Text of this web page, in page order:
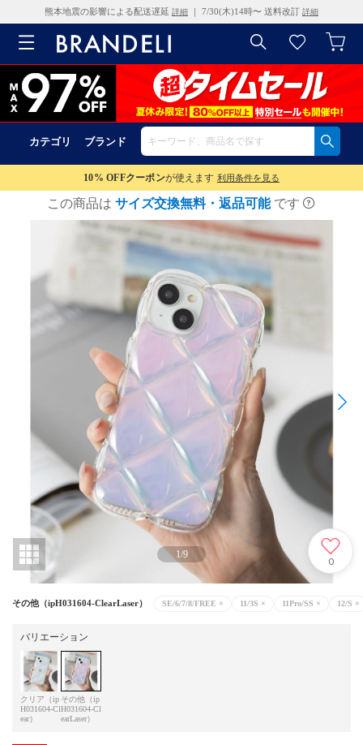
熊本地震の影響による配送遅延 詳細 ｜ 7/30(木)14時〜 送料改訂 詳細
カテゴリ ブランド
10% OFFクーポンが使えます 利用条件を見る
この商品は サイズ交換無料・返品可能 です
1/9
0
その他（ipH031604-ClearLaser） SE/6/7/8/FREE × 11/3S × 11Pro/SS × 12/S ×
バリエーション
クリア（ip
H031604-Cl
ear）
その他（ip
H031604-Cl
earLaser）